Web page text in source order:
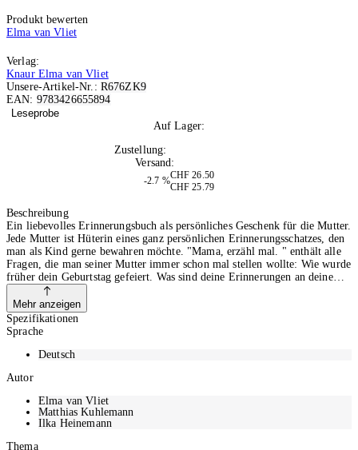
Produkt bewerten
Elma van Vliet
Verlag:
Knaur Elma van Vliet
Unsere-Artikel-Nr.: R676ZK9
EAN: 9783426655894
Leseprobe
Auf Lager:
Zustellung:
Versand:
-2.7 %
CHF 26.50
CHF 25.79
Beschreibung
Ein liebevolles Erinnerungsbuch als persönliches Geschenk für die Mutter.
Jede Mutter ist Hüterin eines ganz persönlichen Erinnerungsschatzes, den
man als Kind gerne bewahren möchte. "Mama, erzähl mal. " enthält alle
Fragen, die man seiner Mutter immer schon mal stellen wollte: Wie wurde
früher dein Geburtstag gefeiert. Was sind deine Erinnerungen an deine
Großeltern. Was wolltest du werden, als du klein warst. Wer war deine
erste Liebe. Wie hast du Papa kennengelernt. Welche fünf Dinge sind dir
in deinem Leben am wichtigsten. Was würdest du in deinem Leben anders
machen, wenn du noch mal die Chance dazu bekämst. - und viele, viele
weitere Fragen. "Mama, erzähl mal. " ist ein liebevolles und besonderes
Geschenk für jede Mama. Sie erhält die Gelegenheit, angeleitet durch
und ihre Sicht auf die Welt aufzuschreiben. Ausgefüllt wird das Buch zu
eines Tages dem Kind zurückgeben kann. So werden ihre Erinnerungen
und ihre Lebensgeschichte für alle Zeit bewahrt. Ein ganz besonderes
Buch, das Erinnerungen bewahrt und schöne Gespräche in Gang setzt. -
und die Menschen zusammenbringt Ein persönliches Geschenk für die
Mehr anzeigen
Spezifikationen
Sprache
Deutsch
Autor
Elma van Vliet
Matthias Kuhlemann
Ilka Heinemann
Thema